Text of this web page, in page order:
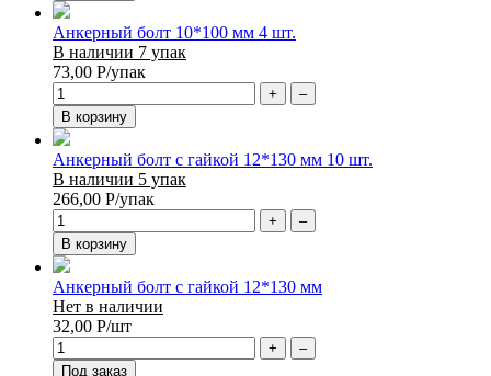
Анкерный болт 10*100 мм 4 шт.
В наличии 7 упак
73,00 Р/упак
+
–
В корзину
Анкерный болт с гайкой 12*130 мм 10 шт.
В наличии 5 упак
266,00 Р/упак
+
–
В корзину
Анкерный болт с гайкой 12*130 мм
Нет в наличии
32,00 Р/шт
+
–
Под заказ